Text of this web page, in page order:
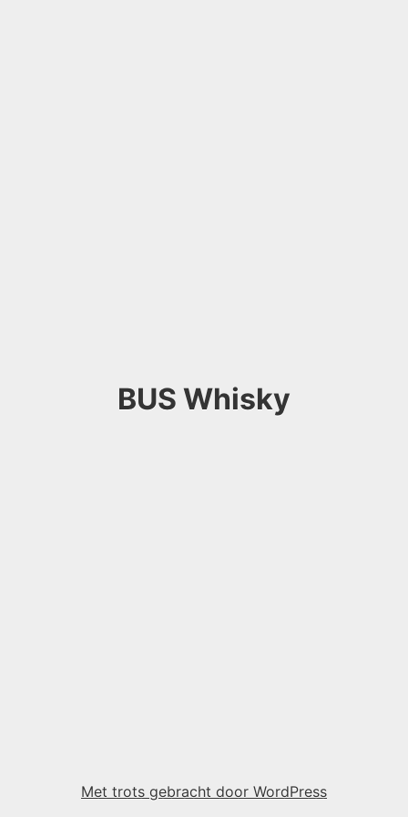
BUS Whisky
Met trots gebracht door WordPress